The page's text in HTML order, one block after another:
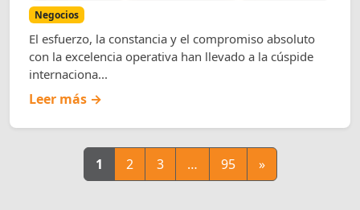
Negocios
El esfuerzo, la constancia y el compromiso absoluto
con la excelencia operativa han llevado a la cúspide
internaciona...
Leer más →
1 2 3 … 95 »